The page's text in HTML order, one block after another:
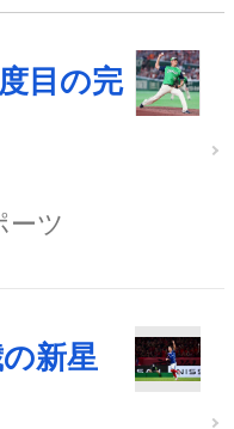
目の完
ーツ
新星